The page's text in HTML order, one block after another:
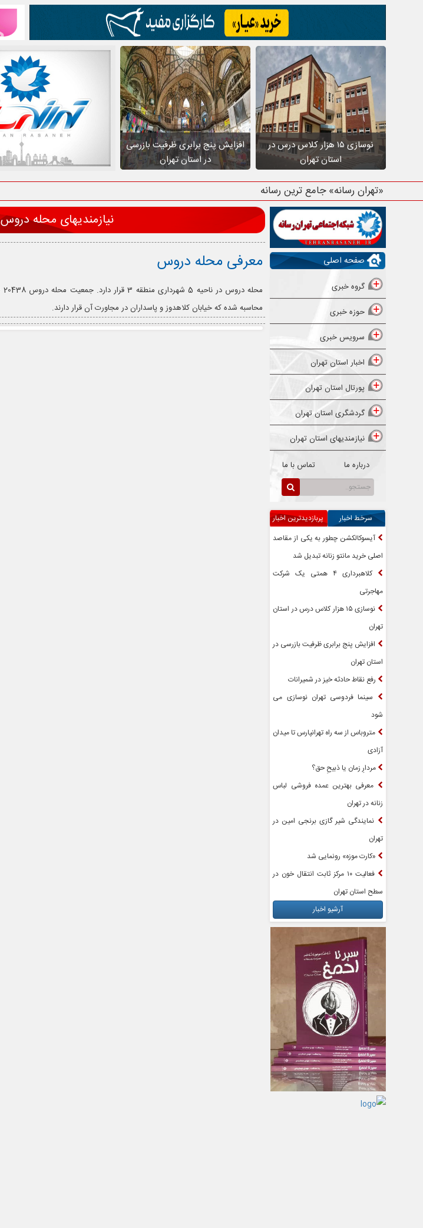
نوسازی ۱۵ هزار کلاس درس در
استان تهران
افزایش پنج برابری ظرفیت بازرسی
در استان تهران
«تهران رسانه» جامع ترین رسانه استان ته
صفحه اصلی
گروه خبری
حوزه خبری
سرویس خبری
اخبار استان تهران
پورتال استان تهران
گردشگری استان تهران
نیازمندیهای استان تهران
درباره ما تماس با ما
سرخط اخبار
پربازدیدترین اخبار
آیسوکالکشن چطور به یکی از مقاصد
اصلی خرید مانتو زنانه تبدیل شد
کلاهبرداری ۴ همتی یک شرکت
مهاجرتی
نوسازی ۱۵ هزار کلاس درس در استان
تهران
افزایش پنج برابری ظرفیت بازرسی در
استان تهران
رفع نقاط حادثه خیز در شمیرانات
سینما فردوسی تهران نوسازی می
شود
متروباس از سه راه تهرانپارس تا میدان
آزادی
مردارِ زمان یا ذبیحِ حق؟
معرفی بهترین عمده فروشی لباس
زنانه در تهران
نمایندگی شیر گازی برنجی امین در
تهران
«کارت موزه» رونمایی شد
فعالیت ۱۰ مرکز ثابت انتقال خون در
سطح استان تهران
آرشیو اخبار
نیازمندیهای محله دروس
معرفی محله دروس
محاسبه شده که خیابان کلاهدوز و پاسداران در مجاورت آن قرار دارند.